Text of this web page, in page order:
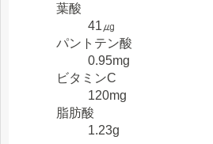
葉酸
41㎍
パントテン酸
0.95mg
ビタミンC
120mg
脂肪酸
1.23g